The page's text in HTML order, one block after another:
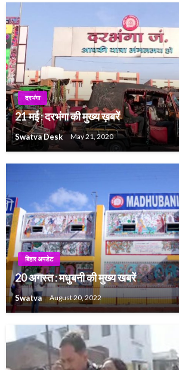
दरभंगा
21 मई : दरभंगा की मुख्य ख़बरें
Swatva Desk May 21, 2020
बिहार अपडेट
20 अगस्त : मधुबनी की मुख्य खबरें
Swatva August 20, 2022